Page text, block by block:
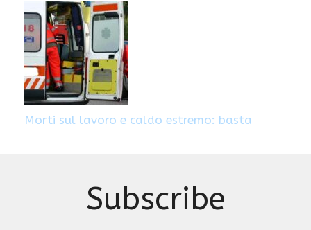
Morti sul lavoro e caldo estremo: basta
Subscribe